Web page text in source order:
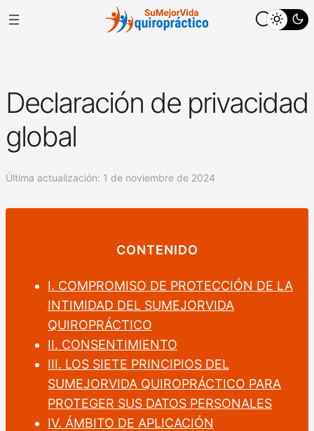
Ir
Declaración de privacidad
global
Última actualización: 1 de noviembre de 2024
CONTENIDO
I. COMPROMISO DE PROTECCIÓN DE LA
INTIMIDAD DEL SUMEJORVIDA
QUIROPRÁCTICO
II. CONSENTIMIENTO
III. LOS SIETE PRINCIPIOS DEL
SUMEJORVIDA QUIROPRÁCTICO PARA
PROTEGER SUS DATOS PERSONALES
IV. ÁMBITO DE APLICACIÓN